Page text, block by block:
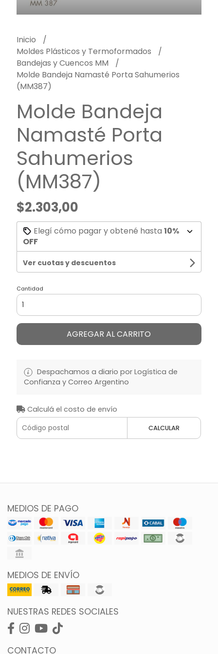
Inicio
Moldes Plásticos y Termoformados
Bandejas y Cuencos MM
Molde Bandeja Namasté Porta Sahumerios
(MM387)
Molde Bandeja
Namasté Porta
Sahumerios
(MM387)
$2.303,00
Elegí cómo pagar y obtené hasta 10%
OFF
Ver cuotas y descuentos
Cantidad
AGREGAR AL CARRITO
Despachamos a diario por Logística de
Confianza y Correo Argentino
Calculá el costo de envío
CALCULAR
MEDIOS DE PAGO
MEDIOS DE ENVÍO
NUESTRAS REDES SOCIALES
CONTACTO